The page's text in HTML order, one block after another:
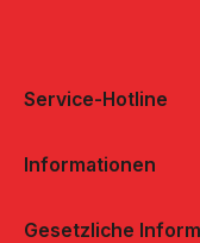
Service-Hotline
Informationen
Gesetzliche